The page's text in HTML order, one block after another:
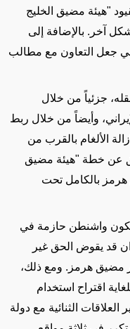
"هيئة مضيق الخليج
آخر. بالإضافة إلى
جعل التعاون مع مطالب
جزئياً من خلال
وأيضاً من خلال ربط
الألغام بالقرب من
عن خطة "هيئة مضيق
هرمز بالكامل تحت
واشنطن حازمة في
قد يقوض الحق غير
مضيق هرمز. ومع ذلك،
اقتراح استخدام
الثنائية مع دولة